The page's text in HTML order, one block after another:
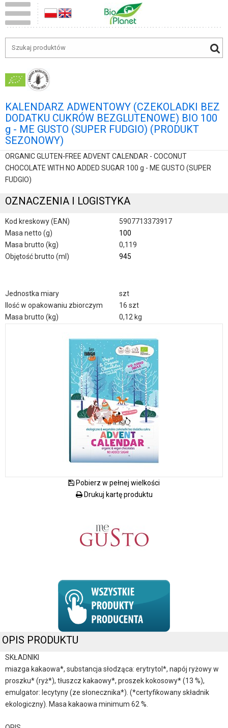
KALENDARZ ADWENTOWY (CZEKOLADKI BEZ
DODATKU CUKRÓW BEZGLUTENOWE) BIO 100
g - ME GUSTO (SUPER FUDGIO) (PRODUKT
SEZONOWY)
ORGANIC GLUTEN-FREE ADVENT CALENDAR - COCONUT
CHOCOLATE WITH NO ADDED SUGAR 100 g - ME GUSTO (SUPER
FUDGIO)
OZNACZENIA I LOGISTYKA
Kod kreskowy (EAN)
5907713373917
Masa netto (g)
100
Masa brutto (kg)
0,119
Objętość brutto (ml)
945
Jednostka miary
szt
Ilość w opakowaniu zbiorczym
16 szt
Masa brutto (kg)
0,12 kg
Pobierz w pełnej wielkości
Drukuj kartę produktu
OPIS PRODUKTU
SKŁADNIKI
miazga kakaowa*, substancja słodząca: erytrytol*, napój ryżowy w
proszku* (ryż*), tłuszcz kakaowy*, proszek kokosowy* (13 %),
emulgator: lecytyny (ze słonecznika*). (*certyfikowany składnik
ekologiczny). Masa kakaowa minimum 62 %.